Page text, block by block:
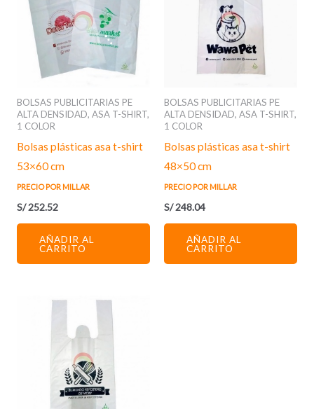
BOLSAS PUBLICITARIAS PE
ALTA DENSIDAD, ASA T-SHIRT,
1 COLOR
Bolsas plásticas asa t-shirt
53×60 cm
PRECIO POR MILLAR
S/252.52
AÑADIR AL
CARRITO
BOLSAS PUBLICITARIAS PE
ALTA DENSIDAD, ASA T-SHIRT,
1 COLOR
Bolsas plásticas asa t-shirt
48×50 cm
PRECIO POR MILLAR
S/248.04
AÑADIR AL
CARRITO